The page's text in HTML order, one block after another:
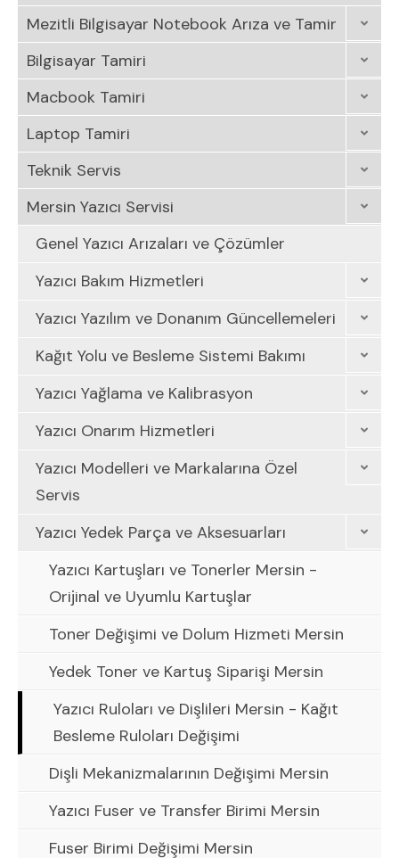
Mezitli Bilgisayar Notebook Arıza ve Tamir
Bilgisayar Tamiri
Macbook Tamiri
Laptop Tamiri
Teknik Servis
Mersin Yazıcı Servisi
Genel Yazıcı Arızaları ve Çözümler
Yazıcı Bakım Hizmetleri
Yazıcı Yazılım ve Donanım Güncellemeleri
Kağıt Yolu ve Besleme Sistemi Bakımı
Yazıcı Yağlama ve Kalibrasyon
Yazıcı Onarım Hizmetleri
Yazıcı Modelleri ve Markalarına Özel
Servis
Yazıcı Yedek Parça ve Aksesuarları
Yazıcı Kartuşları ve Tonerler Mersin -
Orijinal ve Uyumlu Kartuşlar
Toner Değişimi ve Dolum Hizmeti Mersin
Yedek Toner ve Kartuş Siparişi Mersin
Yazıcı Ruloları ve Dişlileri Mersin - Kağıt
Besleme Ruloları Değişimi
Dişli Mekanizmalarının Değişimi Mersin
Yazıcı Fuser ve Transfer Birimi Mersin
Fuser Birimi Değişimi Mersin